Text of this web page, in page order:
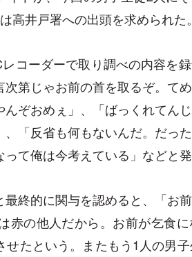
高井戸署への出頭を求められた。
コーダーで取り調べの内容を
第じゃお前の首を取るぞ。て
ぞおめぇ」、「ばっくれてん
「反省も何もないんだ。だっ
て俺は今考えている」などと発
終的に関与を認めると、「お
赤の他人だから。お前が乞食
たという。またもう1人の男